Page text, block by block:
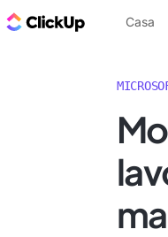
Blog diCasa